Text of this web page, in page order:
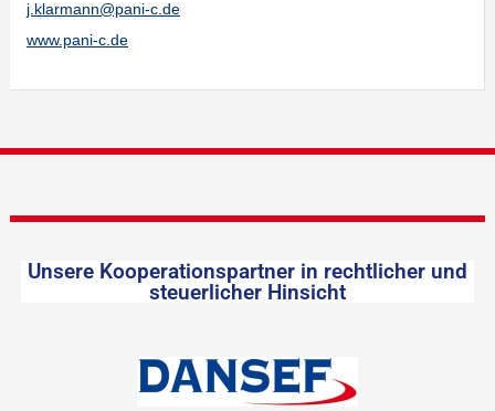
j.klarmann@pani-c.de
www.pani-c.de
Unsere Kooperationspartner in rechtlicher und
steuerlicher Hinsicht